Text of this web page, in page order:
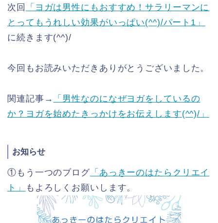
次回
「ヨガは男性にもおすすめ！サラリーマンに
とってもうれしい効果がいっぱい(^^)/パート1」
に続きます(^^)/
今回もお読みいただきありがとうございました。
関連記事→
「男性なのになぜヨガをしているの
か？ヨガを始めたきっかけをお伝えします(^^)/」
お知らせ
①もう一つのブログ「あっきーのはたらクリエイ
ト」
もよろしくお願いします。